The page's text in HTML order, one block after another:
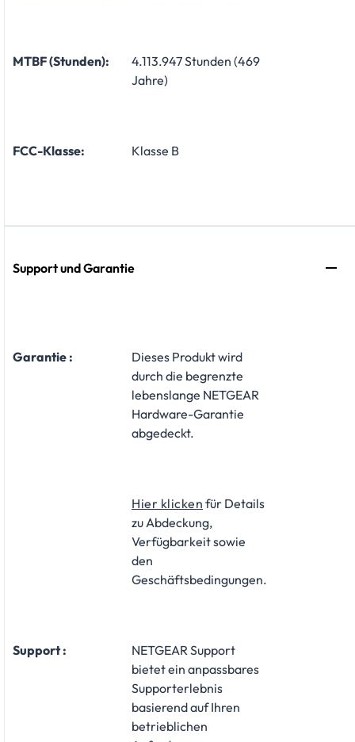
MTBF (Stunden):
4.113.947 Stunden (469
Jahre)
FCC-Klasse: Klasse B
Support und Garantie
Garantie :
Dieses Produkt wird
durch die begrenzte
lebenslange NETGEAR
Hardware-Garantie
abgedeckt.
Hier klicken für Details
zu Abdeckung,
Verfügbarkeit sowie
den
Geschäftsbedingungen.
Support :
NETGEAR Support
bietet ein anpassbares
Supporterlebnis
basierend auf Ihren
betrieblichen